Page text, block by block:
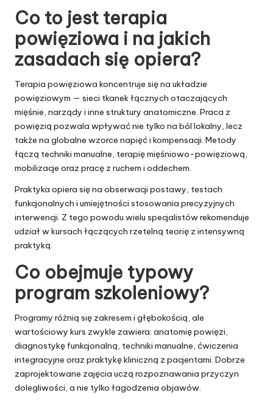
Co to jest terapia
powięziowa i na jakich
zasadach się opiera?
Terapia powięziowa koncentruje się na układzie
powięziowym — sieci tkanek łącznych otaczających
mięśnie, narządy i inne struktury anatomiczne. Praca z
powięzią pozwala wpływać nie tylko na ból lokalny, lecz
także na globalne wzorce napięć i kompensacji. Metody
łączą techniki manualne, terapię mięśniowo-powięziową,
mobilizacje oraz pracę z ruchem i oddechem.
Praktyka opiera się na obserwacji postawy, testach
funkcjonalnych i umiejętności stosowania precyzyjnych
interwencji. Z tego powodu wielu specjalistów rekomenduje
udział w kursach łączących rzetelną teorię z intensywną
praktyką.
Co obejmuje typowy
program szkoleniowy?
Programy różnią się zakresem i głębokością, ale
wartościowy kurs zwykle zawiera: anatomię powięzi,
diagnostykę funkcjonalną, techniki manualne, ćwiczenia
integracyjne oraz praktykę kliniczną z pacjentami. Dobrze
zaprojektowane zajęcia uczą rozpoznawania przyczyn
dolegliwości, a nie tylko łagodzenia objawów.